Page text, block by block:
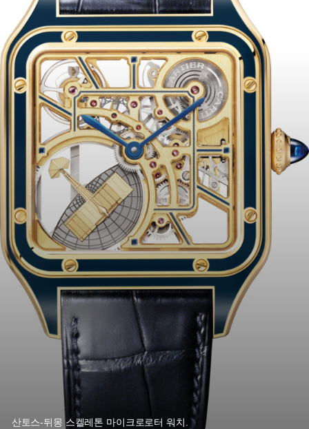
산토스-뒤몽 스켈레톤 마이크로로터 워치.